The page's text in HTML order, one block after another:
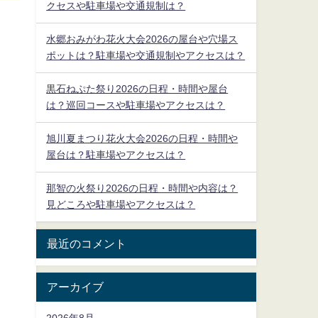
クセスや駐車場や交通規制は？
水郷おみがわ花火大会2026の屋台や穴場ス
ポットは？駐車場や交通規制やアクセスは？
黒石ねぷた祭り2026の日程・時間や屋台
は？巡回コースや駐車場やアクセスは？
旭川夏まつり花火大会2026の日程・時間や
屋台は？駐車場やアクセスは？
那智の火祭り2026の日程・時間や内容は？
見どころや駐車場やアクセスは？
最近のコメント
アーカイブ